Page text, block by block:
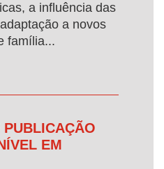
a influência das
a novos
família...
PUBLICAÇÃO
EM